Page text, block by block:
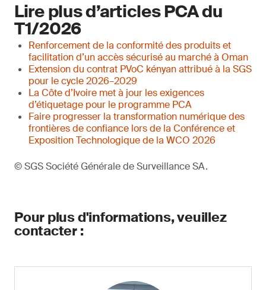
Lire plus d’articles PCA du
T1/2026
Renforcement de la conformité des produits et
facilitation d’un accès sécurisé au marché à Oman
Extension du contrat PVoC kényan attribué à la SGS
pour le cycle 2026–2029
La Côte d’Ivoire met à jour les exigences
d’étiquetage pour le programme PCA
Faire progresser la transformation numérique des
frontières de confiance lors de la Conférence et
Exposition Technologique de la WCO 2026
© SGS Société Générale de Surveillance SA.
Pour plus d'informations, veuillez
contacter :